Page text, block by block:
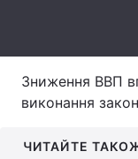
Архів
Контакти
Послуги
Зниження ВВП
виконання
ЧИТАЙТЕ